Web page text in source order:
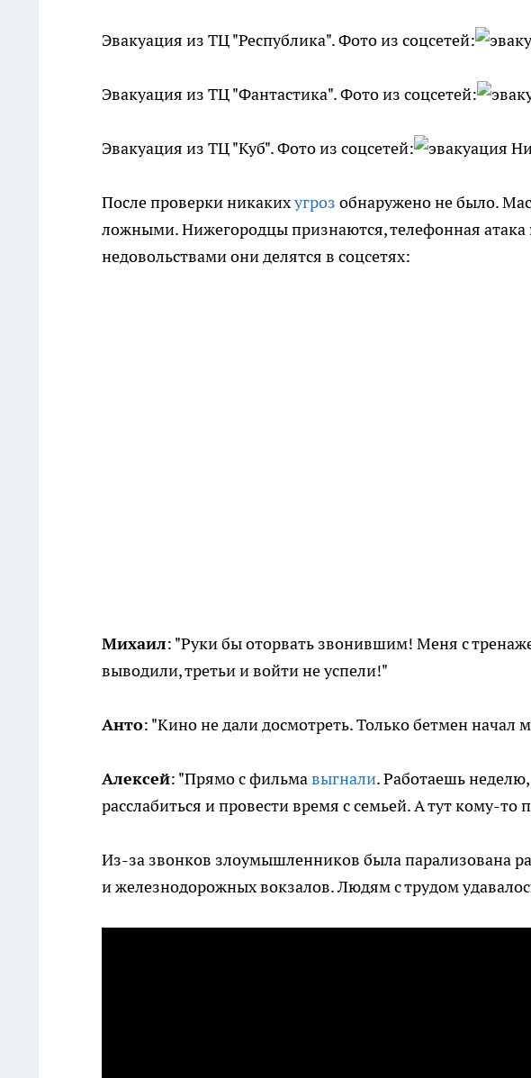
Эвакуация из ТЦ "Республика". Фото из соцсетей:
Эвакуация из ТЦ "Фантастика". Фото из соцсетей:
Эвакуация из ТЦ "Куб". Фото из соцсетей:
После проверки никакихугроз обнаружено не было.
ложными. Нижегородцы признаются, телефонная
недовольствами они делятся в соцсетях:
Михаил: "Руки бы оторвать звонившим! Меня с
выводили, третьи и войти не успели!"
Анто: "Кино не дали досмотреть. Только бетмен начал
Алексей: "Прямо с фильмавыгнали. Работаешь
расслабиться и провести время с семьей. А тут кому-то
Из-за звонков злоумышленников была парализована
и железнодорожных вокзалов. Людям с трудом